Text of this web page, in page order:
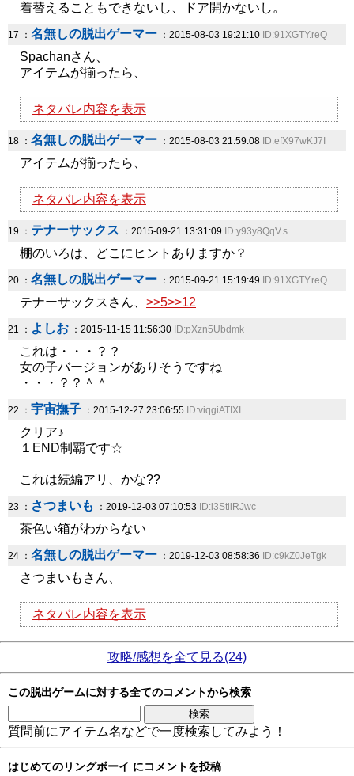
着替えることもできないし、ドア開かないし。
17 ： 名無しの脱出ゲーマー ：2015-08-03 19:21:10 ID:91XGTY.reQ
Spachanさん、
アイテムが揃ったら、
ネタバレ内容を表示
18 ： 名無しの脱出ゲーマー ：2015-08-03 21:59:08 ID:efX97wKJ7I
アイテムが揃ったら、
ネタバレ内容を表示
19 ： テナーサックス ：2015-09-21 13:31:09 ID:y93y8QqV.s
棚のいろは、どこにヒントありますか？
20 ： 名無しの脱出ゲーマー ：2015-09-21 15:19:49 ID:91XGTY.reQ
テナーサックスさん、 >>5>>12
21 ： よしお ：2015-11-15 11:56:30 ID:pXzn5Ubdmk
これは・・・？？
女の子バージョンがありそうですね
・・・？？＾＾
22 ： 宇宙撫子 ：2015-12-27 23:06:55 ID:viqgiATIXI
クリア♪
１END制覇です☆
これは続編アリ、かな??
23 ： さつまいも ：2019-12-03 07:10:53 ID:i3StiiRJwc
茶色い箱がわからない
24 ： 名無しの脱出ゲーマー ：2019-12-03 08:58:36 ID:c9kZ0JeTgk
さつまいもさん、
ネタバレ内容を表示
攻略/感想を全て見る(24)
この脱出ゲームに対する全てのコメントから検索
質問前にアイテム名などで一度検索してみよう！
はじめてのリングボーイ にコメントを投稿